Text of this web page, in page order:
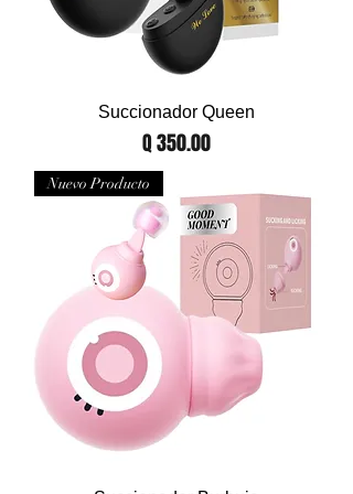
Succionador Queen
Precio
Q 350.00
Nuevo Producto